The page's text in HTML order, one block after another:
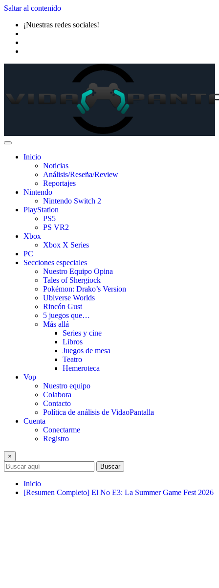
Saltar al contenido
¡Nuestras redes sociales!
Inicio
Noticias
Análisis/Reseña/Review
Reportajes
Nintendo
Nintendo Switch 2
PlayStation
PS5
PS VR2
Xbox
Xbox X Series
PC
Secciones especiales
Nuestro Equipo Opina
Tales of Shergiock
Pokémon: Drako’s Version
Ubiverse Worlds
Rincón Gust
5 juegos que…
Más allá
Series y cine
Libros
Juegos de mesa
Teatro
Hemeroteca
Vop
Nuestro equipo
Colabora
Contacto
Política de análisis de VidaoPantalla
Cuenta
Conectarme
Registro
×
Buscar
Inicio
[Resumen Completo] El No E3: La Summer Game Fest 2026